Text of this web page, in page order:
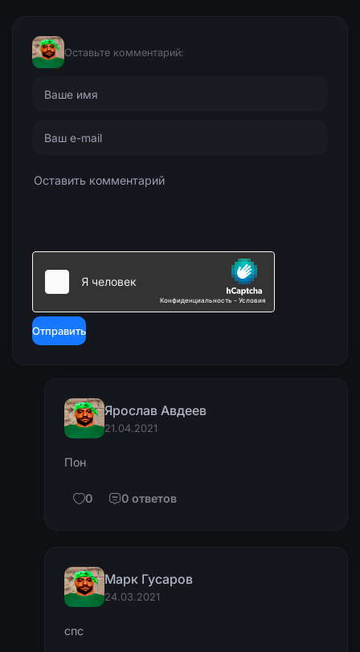
Оставьте комментарий:
Отправить
Ярослав Авдеев
21.04.2021
Пон
0 0 ответов
Марк Гусаров
24.03.2021
спс